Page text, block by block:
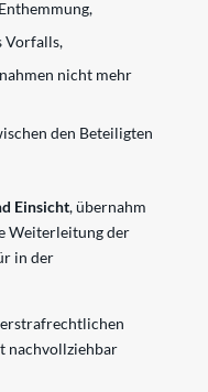
Vorfalls,
nicht mehr
den Beteiligten
Einsicht, übernahm
Weiterleitung der
in der
nachvollziehbar